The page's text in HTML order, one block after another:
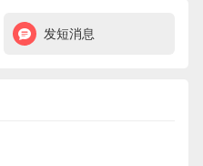
发短消息